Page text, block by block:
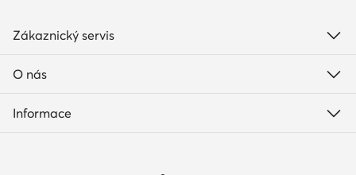
Zákaznický servis
O nás
Informace